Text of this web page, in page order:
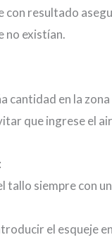
con resultado
no existían.
cantidad en la
que ingrese el
tallo siempre con
el esqueje